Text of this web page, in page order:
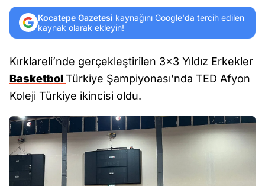
Kocatepe Gazetesi kaynağını Google'da tercih edilen
kaynak olarak ekleyin!
Kırklareli’nde gerçekleştirilen 3x3 Yıldız Erkekler
BasketbolTürkiye Şampiyonası’nda TED Afyon
Koleji Türkiye ikincisi oldu.